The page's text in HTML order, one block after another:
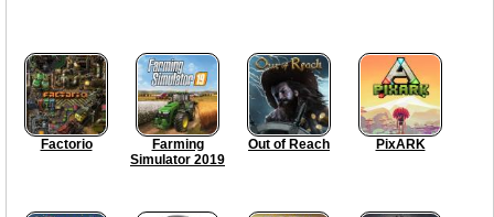
Factorio
Farming
Simulator 2019
Out of Reach PixARK